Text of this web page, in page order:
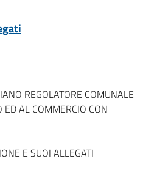
REGOLATORE COMUNALE
ED AL COMMERCIO CON
E SUOI ALLEGATI